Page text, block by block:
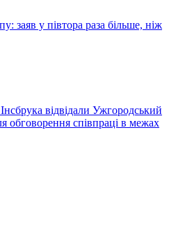
заяв у півтора раза більше, ніж
відвідали Ужгородський
обговорення співпраці в межах